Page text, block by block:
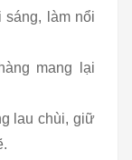
làm nổi
mang lại
lau chùi, giữ